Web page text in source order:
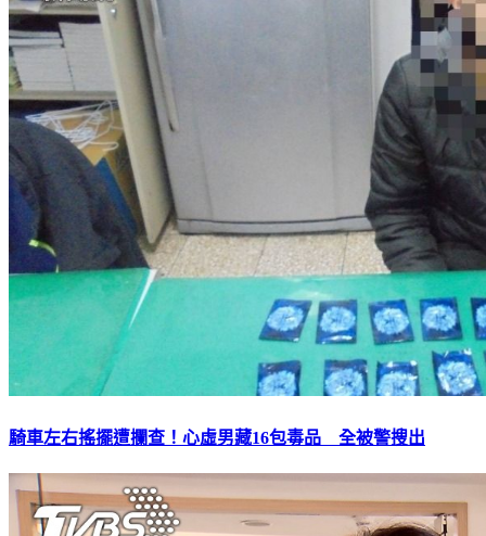
騎車左右搖擺遭攔查！心虛男藏16包毒品 全被警搜出